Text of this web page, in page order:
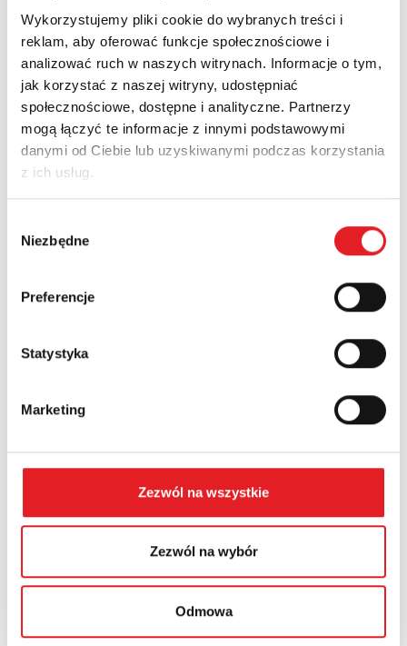
Wykorzystujemy pliki cookie do wybranych treści i
reklam, aby oferować funkcje społecznościowe i
analizować ruch w naszych witrynach. Informacje o tym,
jak korzystać z naszej witryny, udostępniać
społecznościowe, dostępne i analityczne. Partnerzy
mogą łączyć te informacje z innymi podstawowymi
danymi od Ciebie lub uzyskiwanymi podczas korzystania
z ich usług.
zgody
Niezbędne
Preferencje
Statystyka
Marketing
Zezwól na wszystkie
Zezwól na wybór
Odmowa
Zapytaj o szczegóły oferty
Imię i nazwisko: *
Adres e-mail: *
Województwo:
Wyrażam zgodę na przetwarzanie moich danych
osobowych przez Relpol S.A. Więcej informacji na